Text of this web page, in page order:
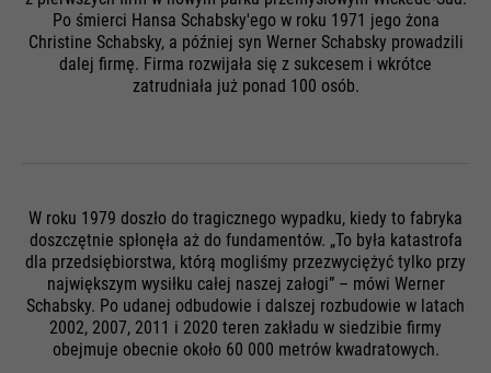
Po śmierci Hansa Schabsky'ego w roku 1971 jego żona
Christine Schabsky, a później syn Werner Schabsky prowadzili
dalej firmę. Firma rozwijała się z sukcesem i wkrótce
zatrudniała już ponad 100 osób.
W roku 1979 doszło do tragicznego wypadku, kiedy to fabryka
doszczętnie spłonęła aż do fundamentów. „To była katastrofa
dla przedsiębiorstwa, którą mogliśmy przezwyciężyć tylko przy
największym wysiłku całej naszej załogi” – mówi Werner
Schabsky. Po udanej odbudowie i dalszej rozbudowie w latach
2002, 2007, 2011 i 2020 teren zakładu w siedzibie firmy
obejmuje obecnie około 60 000 metrów kwadratowych.